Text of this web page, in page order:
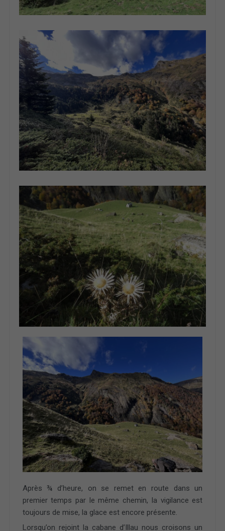
Après ¾ d’heure, on se remet en route dans un
premier temps par le même chemin, la vigilance est
toujours de mise, la glace est encore présente.
Lorsqu’on rejoint la cabane d’Illau nous croisons un